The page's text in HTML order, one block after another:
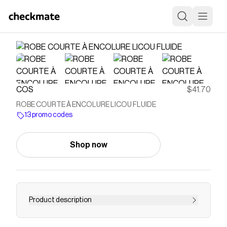
COS $41.70
ROBE COURTE À ENCOLURE LICOU FLUIDE
13 promo codes
Shop now
Product description
Présentée dans une douce teinte pistache,